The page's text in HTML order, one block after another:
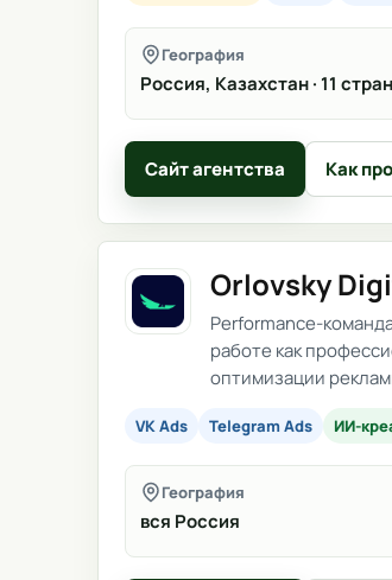
География
Россия, Казахстан · 11 стран
Сайт агентства Как
Orlovsky
Performance-
работе как
оптимизации
VK Ads Telegram Ads ИИ-
География
вся Россия